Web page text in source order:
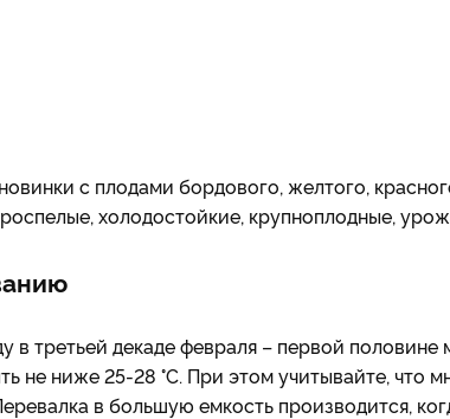
с плодами бордового, желтого,
холодостойкие, крупноплодные,
в третьей декаде февраля – первой
не ниже 25-28 °С. При этом учитывайте, что
в большую емкость производится,